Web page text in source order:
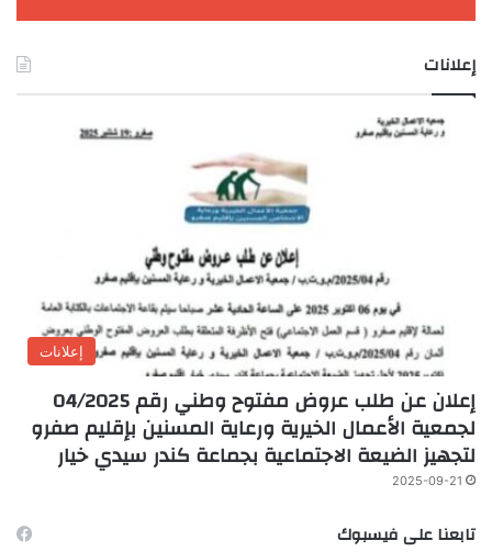
إعلانات
إعلانات
إعلان عن طلب عروض مفتوح وطني رقم 04/2025
لجمعية الأعمال الخيرية ورعاية المسنين بإقليم صفرو
لتجهيز الضيعة الاجتماعية بجماعة كندر سيدي خيار
2025-09-21
تابعنا على فيسبوك